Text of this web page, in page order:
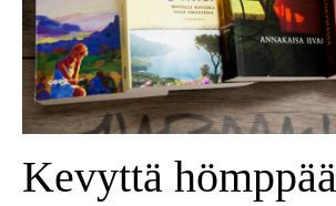
Kevyttä hömppää